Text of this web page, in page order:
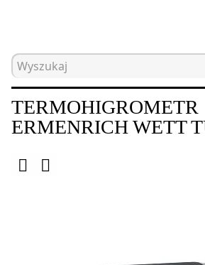
Strona główna
TERMOHIGROMETR
ERMENRICH WETT